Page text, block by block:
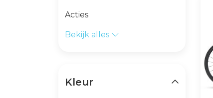
Acties
Bekijk alles
Kleur